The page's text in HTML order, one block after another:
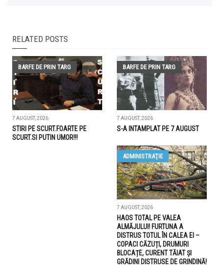
RELATED POSTS
BARFE DE PRIN TARG
7 AUGUST, 2026
STIRI PE SCURT.FOARTE PE
SCURT.SI PUTIN UMOR!!!
BARFE DE PRIN TARG
7 AUGUST, 2026
S-A INTAMPLAT PE 7 AUGUST
ADMINISTRAŢIE
7 AUGUST, 2026
HAOS TOTAL PE VALEA
ALMĂJULUI! FURTUNA A
DISTRUS TOTUL ÎN CALEA EI –
COPACI CĂZUȚI, DRUMURI
BLOCAȚE, CURENT TĂIAT ȘI
GRĂDINI DISTRUSE DE GRINDINĂ!